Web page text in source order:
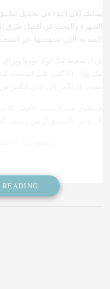
الوصول لجمهور مستهدف